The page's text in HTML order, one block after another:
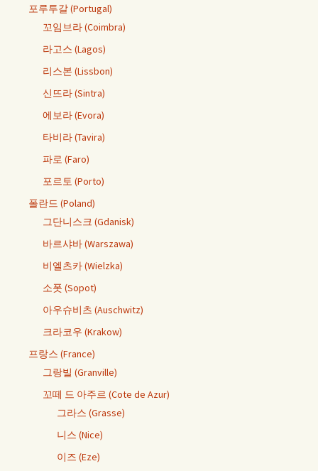
포루투갈 (Portugal)
꼬임브라 (Coimbra)
라고스 (Lagos)
리스본 (Lissbon)
신뜨라 (Sintra)
에보라 (Evora)
타비라 (Tavira)
파로 (Faro)
포르토 (Porto)
폴란드 (Poland)
그단니스크 (Gdanisk)
바르샤바 (Warszawa)
비엘츠카 (Wielzka)
소폿 (Sopot)
아우슈비츠 (Auschwitz)
크라코우 (Krakow)
프랑스 (France)
그랑빌 (Granville)
꼬떼 드 아주르 (Cote de Azur)
그라스 (Grasse)
니스 (Nice)
이즈 (Eze)